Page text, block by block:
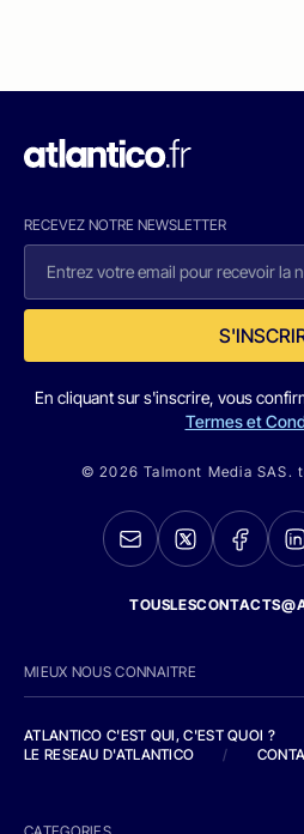
RECEVEZ NOTRE NEWSLETTER
En cliquant sur s'inscrire, vous
Termes et
© 2026 Talmont Media SAS.
MIEUX NOUS CONNAITRE
ATLANTICO C'EST QUI, C'EST QUOI ?
LE RESEAU D'ATLANTICO
/